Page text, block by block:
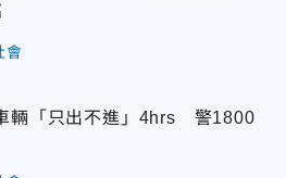
會
輛「只出不進」4hrs 警1800